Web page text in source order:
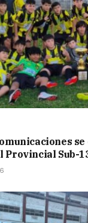
Provincial Sub-